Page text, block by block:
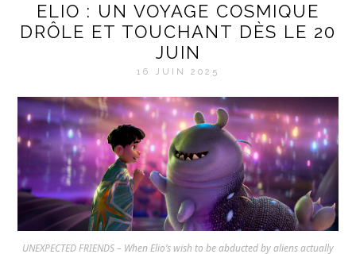
ELIO : UN VOYAGE COSMIQUE
DRÔLE ET TOUCHANT DÈS LE 20
JUIN
16 JUIN 2025
UNEXPECTED FRIENDS – When Elio’s wish to be abducted by aliens actually